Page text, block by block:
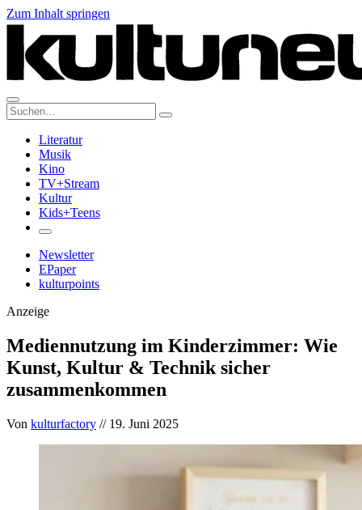
Zum Inhalt springen
Suche:
Literatur
Musik
Kino
TV+Stream
Kultur
Kids+Teens
Newsletter
EPaper
kulturpoints
Anzeige
Mediennutzung im Kinderzimmer: Wie
Kunst, Kultur & Technik sicher
zusammenkommen
Von kulturfactory // 19. Juni 2025